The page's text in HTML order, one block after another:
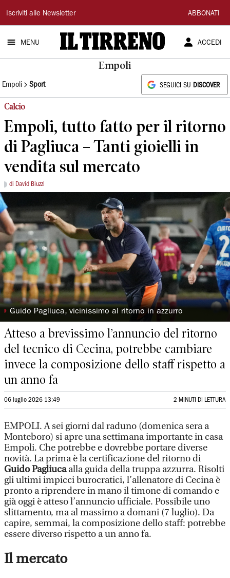
Il
Tirreno
Iscriviti alle Newsletter ABBONATI
MENU ACCEDI
Empoli
Empoli Sport SEGUICI SU DISCOVER
Calcio
Empoli, tutto fatto per il ritorno
di Pagliuca – Tanti gioielli in
vendita sul mercato
di David Biuzzi
◗ Guido Pagliuca, vicinissimo al ritorno in azzurro
Atteso a brevissimo l’annuncio del ritorno
del tecnico di Cecina, potrebbe cambiare
invece la composizione dello staff rispetto a
un anno fa
06 luglio 2026 13:49 2 MINUTI DI LETTURA
EMPOLI. A sei giorni dal raduno (domenica sera a
Monteboro) si apre una settimana importante in casa
Empoli. Che potrebbe e dovrebbe portare diverse
novità. La prima è la certificazione del ritorno di
Guido Pagliucaalla guida della truppa azzurra. Risolti
gli ultimi impicci burocratici, l’allenatore di Cecina è
pronto a riprendere in mano il timone di comando e
già oggi è atteso l’annuncio ufficiale. Possibile uno
slittamento, ma al massimo a domani (7 luglio). Da
capire, semmai, la composizione dello staff: potrebbe
essere diverso rispetto a un anno fa.
Il mercato